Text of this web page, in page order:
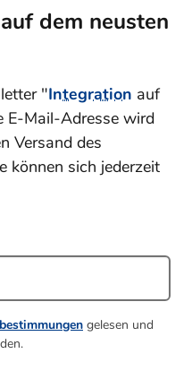
dem neusten
"Integration auf
E-Mail-Adresse wird
Versand des
können sich jederzeit
gelesen und